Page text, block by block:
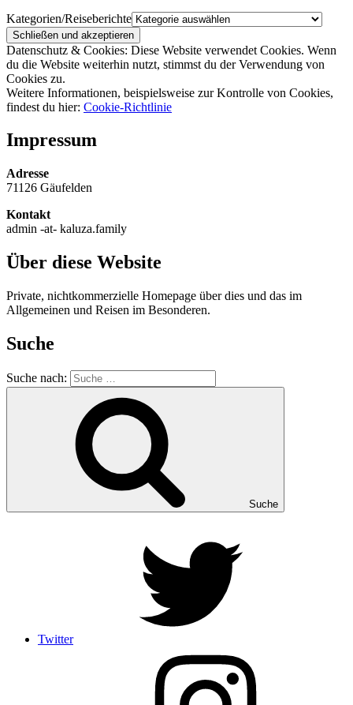
Kategorien/Reiseberichte
Datenschutz & Cookies: Diese Website verwendet Cookies. Wenn
du die Website weiterhin nutzt, stimmst du der Verwendung von
Cookies zu.
Weitere Informationen, beispielsweise zur Kontrolle von Cookies,
findest du hier: Cookie-Richtlinie
Impressum
Adresse
71126 Gäufelden
Kontakt
admin -at- kaluza.family
Über diese Website
Private, nichtkommerzielle Homepage über dies und das im
Allgemeinen und Reisen im Besonderen.
Suche
Suche nach:
Suche
Twitter